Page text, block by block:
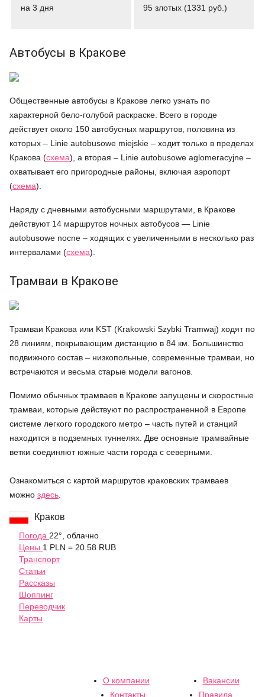
на 3 дня 95 злотых (1331 руб.)
Автобусы в Кракове
Общественные автобусы в Кракове легко узнать по
характерной бело-голубой раскраске. Всего в городе
действует около 150 автобусных маршрутов, половина из
которых – Linie autobusowe miejskie – ходит только в пределах
Кракова (схема), а вторая – Linie autobusowe aglomeracyjne –
охватывает его пригородные районы, включая аэропорт
(схема).
Наряду с дневными автобусными маршрутами, в Кракове
действуют 14 маршрутов ночных автобусов — Linie
autobusowe nocne – ходящих с увеличенными в несколько раз
интервалами (схема).
Трамваи в Кракове
Трамваи Кракова или KST (Krakowski Szybki Tramwaj) ходят по
28 линиям, покрывающим дистанцию в 84 км. Большинство
подвижного состав – низкопольные, современные трамваи, но
встречаются и весьма старые модели вагонов.
Помимо обычных трамваев в Кракове запущены и скоростные
трамваи, которые действуют по распространенной в Европе
системе легкого городского метро – часть путей и станций
находится в подземных туннелях. Две основные трамвайные
ветки соединяют южные части города с северными.
Ознакомиться с картой маршрутов краковских трамваев
можно здесь
Краков
Погода 22°, облачно
Цены 1 PLN = 20.58 RUB
Транспорт
Статьи
Рассказы
Шоппинг
Переводчик
Карты
О компании
Вакансии
Контакты
Правила